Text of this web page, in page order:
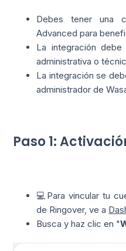
Debes tener una
Advanced para
La integración
administrativa o
La integración se
administrador de
Paso 1:
💻Para vincular tu
de Ringover, ve a
Busca y haz clic en "